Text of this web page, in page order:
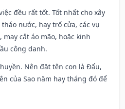
đều rất tốt. Tốt nhất cho xây
nước, hay trổ cửa, các vụ
cắt áo mão, hoặc kinh
công danh.
Nên đặt tên con là Đẩu,
của Sao năm hay tháng đó để